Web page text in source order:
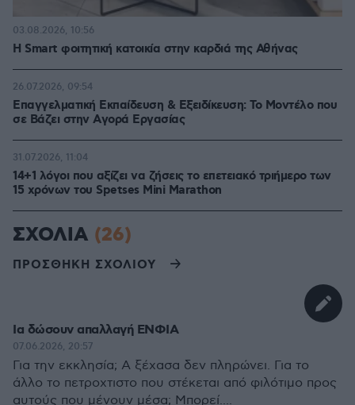
Η Smart φοιτητική κατοικία στην καρδιά της Αθήνας
03.08.2026, 10:56
Επαγγελματική Εκπαίδευση & Εξειδίκευση: Το Mοντέλο που
σε Bάζει στην Aγορά Eργασίας
26.07.2026, 09:54
14+1 λόγοι που αξίζει να ζήσεις το επετειακό τριήμερο των
15 χρόνων του Spetses Mini Marathon
31.07.2026, 11:04
ΣΧΟΛΙΑ (26)
ΠΡΟΣΘΗΚΗ ΣΧΟΛΙΟΥ
Ια δώσουν απαλλαγή ΕΝΦΙΑ
07.06.2026, 20:57
Για την εκκλησία; Α ξέχασα δεν πληρώνει. Για το
άλλο το πετροχτιστο που στέκεται από φιλότιμο προς
αυτούς που μένουν μέσα; Μπορεί....